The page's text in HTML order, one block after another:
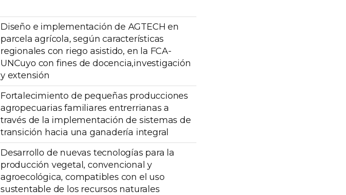
Diseño e implementación de AGTECH en
parcela agrícola, según características
regionales con riego asistido, en la FCA-
UNCuyo con fines de docencia,investigación
y extensión
Fortalecimiento de pequeñas producciones
agropecuarias familiares entrerrianas a
través de la implementación de sistemas de
transición hacia una ganadería integral
Desarrollo de nuevas tecnologías para la
producción vegetal, convencional y
agroecológica, compatibles con el uso
sustentable de los recursos naturales